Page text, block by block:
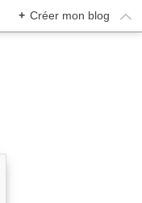
+ Créer mon blog